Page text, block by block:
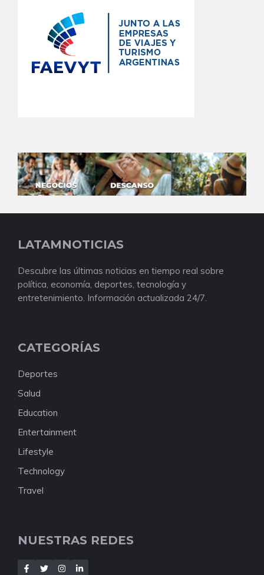
LATAMNOTICIAS
Descubre las últimas noticias en tiempo real sobre
política, economía, deportes, tecnología y
entretenimiento. Información actualizada 24/7.
CATEGORÍAS
Deportes
Salud
Education
Entertainment
Lifestyle
Technology
Travel
NUESTRAS REDES